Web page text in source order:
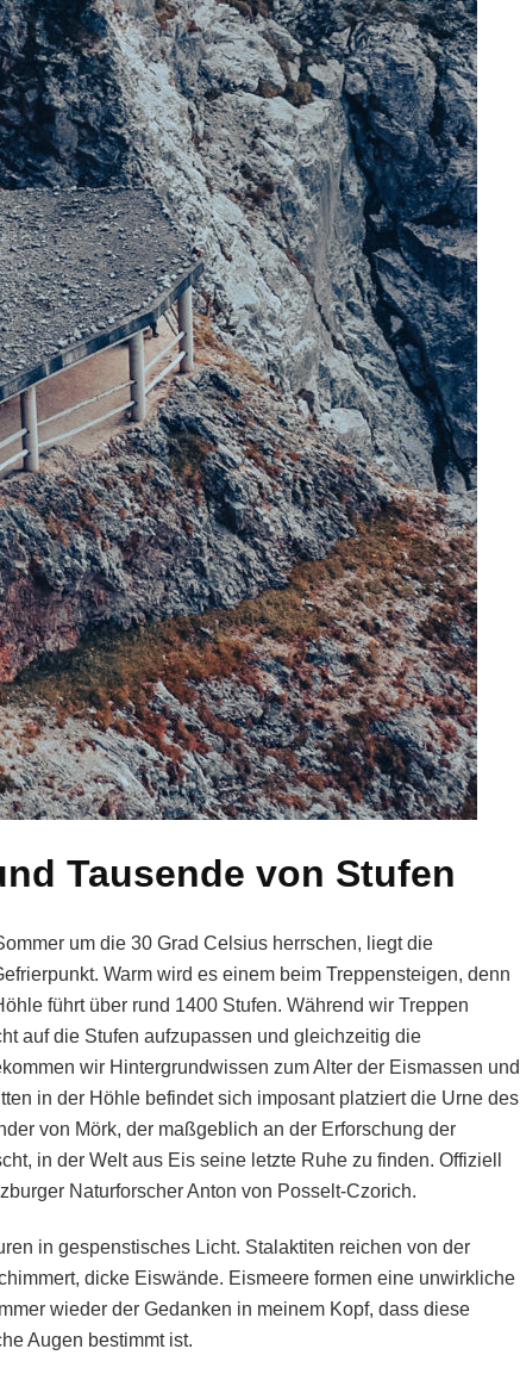
Tausende von Stufen
um die 30 Grad Celsius herrschen, liegt die
Warm wird es einem beim Treppensteigen, denn
führt über rund 1400 Stufen. Während wir Treppen
auf die Stufen aufzupassen und gleichzeitig die
wir Hintergrundwissen zum Alter der Eismassen und
in der Höhle befindet sich imposant platziert die Urne des
von Mörk, der maßgeblich an der Erforschung der
in der Welt aus Eis seine letzte Ruhe zu finden. Offiziell
Naturforscher Anton von Posselt-Czorich.
in gespenstisches Licht. Stalaktiten reichen von der
dicke Eiswände. Eismeere formen eine unwirkliche
wieder der Gedanken in meinem Kopf, dass diese
Augen bestimmt ist.